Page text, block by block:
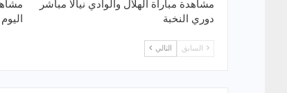
مشاهدة مباراة الهلال والوادي نيالا مباشر
دوري النخبة
السابق التالي